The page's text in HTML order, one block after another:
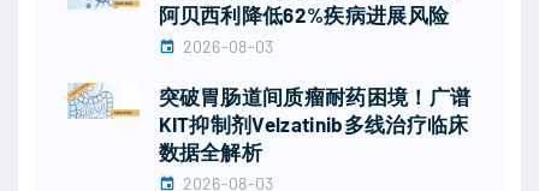
阿贝西利降低62%疾病进展风险
2026-08-03
突破胃肠道间质瘤耐药困境！广谱
KIT抑制剂Velzatinib多线治疗临床
数据全解析
2026-08-03